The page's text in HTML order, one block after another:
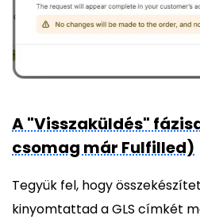
A "Visszaküldés"
csomag már Fulfilled)
Tegyük fel, hogy
kinyomtattad a GLS címkét